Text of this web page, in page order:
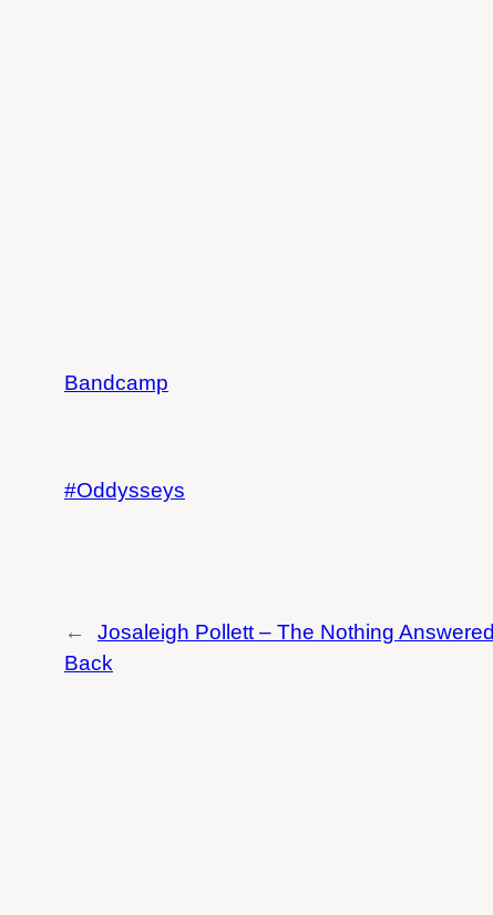
Bandcamp
Oddysseys
←
Josaleigh Pollett – The Nothing Answered
Back